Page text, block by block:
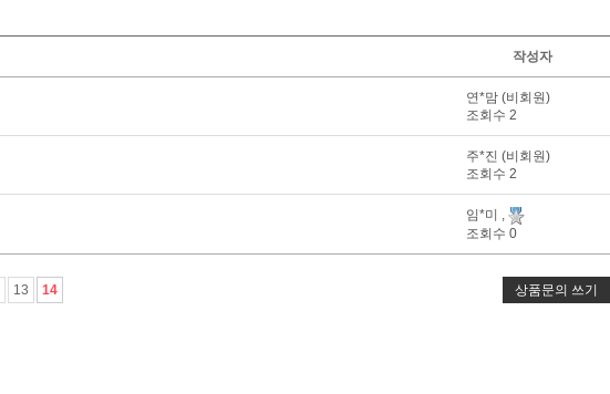
작성자
연*맘 (비회원)
조회수 2
주*진 (비회원)
조회수 2
임*미 ,
조회수 0
13 14